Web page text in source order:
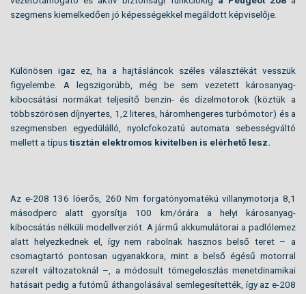
szegmens kiemelkedően jó képességekkel megáldott képviselője.
Különösen igaz ez, ha a hajtásláncok széles választékát vesszük
figyelembe. A legszigorúbb, még be sem vezetett károsanyag-
kibocsátási normákat teljesítő benzin- és dízelmotorok (köztük a
többszörösen díjnyertes, 1,2 literes, háromhengeres turbómotor) és a
szegmensben egyedülálló, nyolcfokozatú automata sebességváltó
mellett a típustisztán elektromos kivitelben is elérhető lesz.
Az e-208 136 lóerős, 260 Nm forgatónyomatékú villanymotorja 8,1
másodperc alatt gyorsítja 100 km/órára a helyi károsanyag-
kibocsátás nélküli modellverziót. A jármű akkumulátorai a padlólemez
alatt helyezkednek el, így nem rabolnak hasznos belső teret – a
csomagtartó pontosan ugyanakkora, mint a belső égésű motorral
szerelt változatoknál –, a módosult tömegeloszlás menetdinamikai
hatásait pedig a futómű áthangolásával semlegesítették, így az e-208